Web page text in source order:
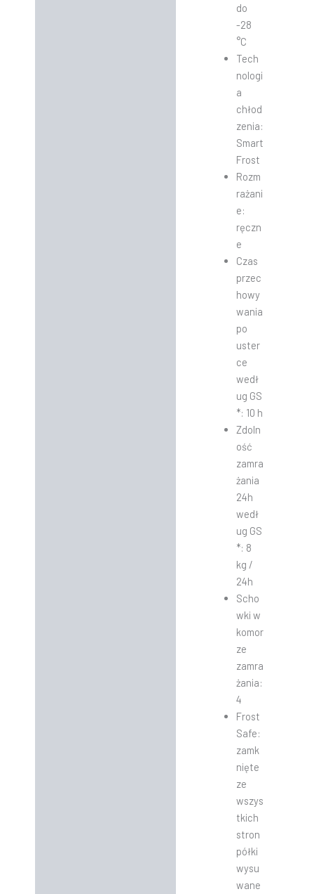
do
-28
°C
Tech
nologi
a
chłod
zenia:
Smart
Frost
Rozm
rażani
e:
ręczn
e
Czas
przec
howy
wania
po
uster
ce
wedł
ug GS
*: 10 h
Zdoln
ość
zamra
żania
24h
wedł
ug GS
*: 8
kg /
24h
Scho
wki w
komor
ze
zamra
żania:
4
Frost
Safe:
zamk
nięte
ze
wszys
tkich
stron
półki
wysu
wane